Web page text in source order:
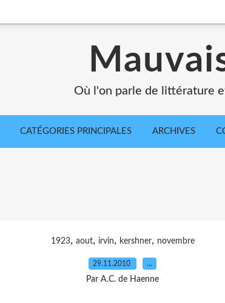
Où l'on parle de littérature
CATÉGORIES PRINCIPALES ARCHIVES
1923, aout, irvin, kershner, novembre
29.11.2010 …
Par A.C. de Haenne